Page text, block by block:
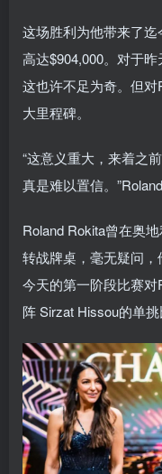
这场胜利为他带来了迄
高达$904,000。对于
这也许不足为奇。但
大里程碑。
“这意义重大，来着之
真是难以置信。
Roland Rokita曾在奥
转战牌桌，毫无疑问
今天的第一阶段比赛
阵 Sirzat Hissou的单